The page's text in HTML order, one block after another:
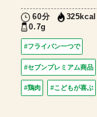
60分
325kcal
0.7g
#フライパン一つで
#セブンプレミアム商品
#鶏肉 #こどもが喜ぶ